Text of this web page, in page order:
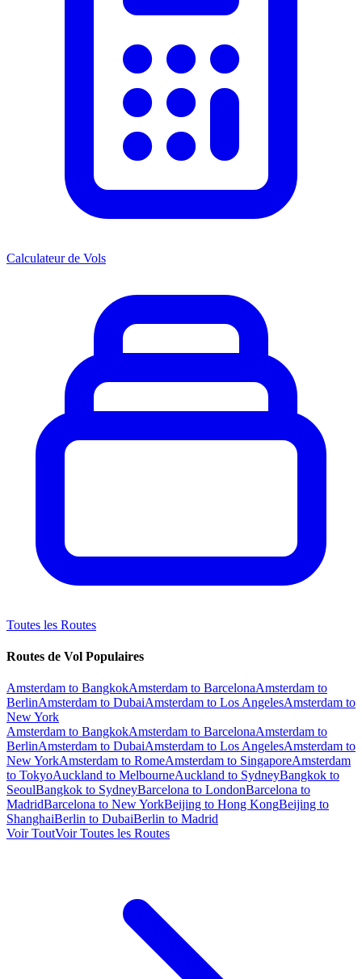
Calculateur de Vols
Toutes les Routes
Routes de Vol Populaires
Amsterdam to BangkokAmsterdam to BarcelonaAmsterdam to
BerlinAmsterdam to DubaiAmsterdam to Los AngelesAmsterdam to
New York
Amsterdam to BangkokAmsterdam to BarcelonaAmsterdam to
BerlinAmsterdam to DubaiAmsterdam to Los AngelesAmsterdam to
New YorkAmsterdam to RomeAmsterdam to SingaporeAmsterdam
to TokyoAuckland to MelbourneAuckland to SydneyBangkok to
SeoulBangkok to SydneyBarcelona to LondonBarcelona to
MadridBarcelona to New YorkBeijing to Hong KongBeijing to
ShanghaiBerlin to DubaiBerlin to Madrid
Voir ToutVoir Toutes les Routes